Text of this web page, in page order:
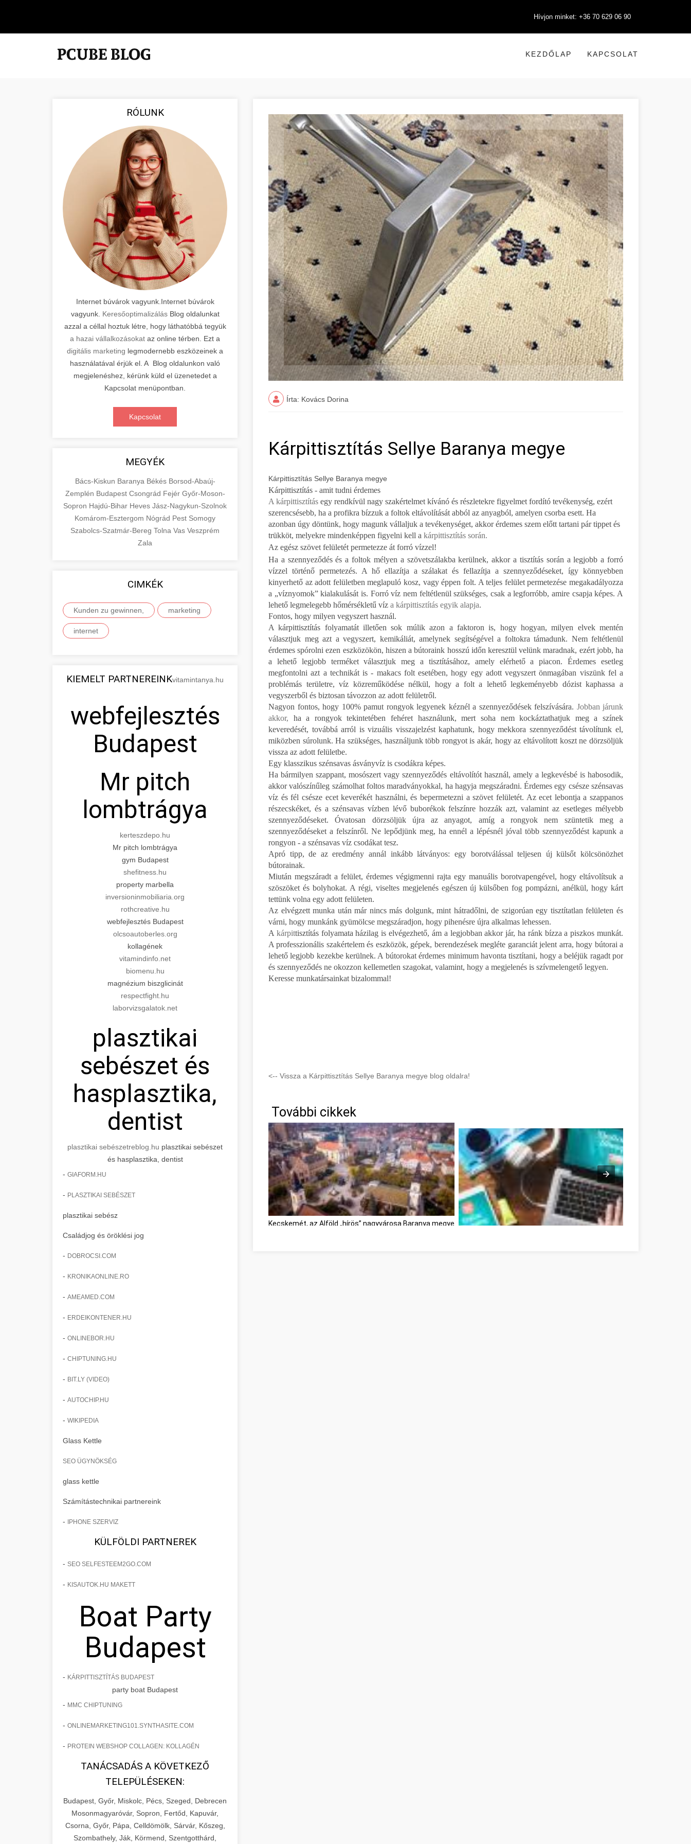
Hívjon minket: +36 70 629 06 90
KEZDŐLAP KAPCSOLAT
RÓLUNK
Internet búvárok vagyunk.Internet búvárok
vagyunk. KeresőoptimalizálásBlog oldalunkat
azzal a céllal hoztuk létre, hogy láthatóbbá tegyük
a hazai vállalkozásokat az online térben. Ezt a
digitális marketing legmodernebb eszközeinek a
használatával érjük el. A Blog oldalunkon való
megjelenéshez, kérünk küld el üzenetedet a
Kapcsolat menüpontban.
Kapcsolat
MEGYÉK
Bács-Kiskun Baranya Békés Borsod-Abaúj-
Zemplén Budapest Csongrád Fejér Győr-Moson-
Sopron Hajdú-Bihar Heves Jász-Nagykun-Szolnok
Komárom-Esztergom Nógrád Pest Somogy
Szabolcs-Szatmár-Bereg Tolna Vas Veszprém
Zala
CIMKÉK
Kunden zu gewinnen, marketing
internet
KIEMELT PARTNEREINKvitamintanya.hu
webfejlesztés
Budapest
Mr pitch
lombtrágya
kerteszdepo.hu
Mr pitch lombtrágya
gym Budapest
shefitness.hu
property marbella
inversioninmobiliaria.org
rothcreative.hu
webfejlesztés Budapest
olcsoautoberles.org
kollagének
vitamindinfo.net
biomenu.hu
magnézium biszglicinát
respectfight.hu
laborvizsgalatok.net
plasztikai
sebészet és
hasplasztika,
dentist
plasztikai sebészetreblog.hu plasztikai sebészet
és hasplasztika, dentist
- GIAFORM.HU
- PLASZTIKAI SEBÉSZET
plasztikai sebész
Családjog és öröklési jog
- DOBROCSI.COM
- KRONIKAONLINE.RO
- AMEAMED.COM
- ERDEIKONTENER.HU
- ONLINEBOR.HU
- CHIPTUNING.HU
- BIT.LY (VIDEO)
- AUTOCHIP.HU
- WIKIPEDIA
Glass Kettle
SEO ÜGYNÖKSÉG
glass kettle
Számítástechnikai partnereink
- IPHONE SZERVIZ
KÜLFÖLDI PARTNEREK
- SEO SELFESTEEM2GO.COM
- KISAUTOK.HU MAKETT
Boat Party
Budapest
- KÁRPITTISZTÍTÁS BUDAPEST
party boat Budapest
- MMC CHIPTUNING
- ONLINEMARKETING101.SYNTHASITE.COM
- PROTEIN WEBSHOP COLLAGEN: KOLLAGÉN
TANÁCSADÁS A KÖVETKEZŐ
TELEPÜLÉSEKEN:
Budapest, Győr, Miskolc, Pécs, Szeged, Debrecen
Mosonmagyaróvár, Sopron, Fertőd, Kapuvár,
Csorna, Győr, Pápa, Celldömölk, Sárvár, Kőszeg,
Szombathely, Ják, Körmend, Szentgotthárd,
Írta: Kovács Dorina
Kárpittisztítás Sellye Baranya megye
Kárpittisztítás Sellye Baranya megye
Kárpittisztítás - amit tudni érdemes
A kárpittisztítás egy rendkívül nagy szakértelmet kívánó és részletekre figyelmet fordító tevékenység, ezért
szerencsésebb, ha a profikra bízzuk a foltok eltávolítását abból az anyagból, amelyen csorba esett. Ha
azonban úgy döntünk, hogy magunk vállaljuk a tevékenységet, akkor érdemes szem előtt tartani pár tippet és
trükköt, melyekre mindenképpen figyelni kell a kárpittisztítás során.
Az egész szövet felületét permetezze át forró vízzel!
Ha a szennyeződés és a foltok mélyen a szövetszálakba kerülnek, akkor a tisztítás során a legjobb a forró
vízzel történő permetezés. A hő ellazítja a szálakat és fellazítja a szennyeződéseket, így könnyebben
kinyerhető az adott felületben meglapuló kosz, vagy éppen folt. A teljes felület permetezése megakadályozza
a „víznyomok” kialakulását is. Forró víz nem feltétlenül szükséges, csak a legforróbb, amire csapja képes. A
lehető legmelegebb hőmérsékletű víz a kárpittisztítás egyik alapja.
Fontos, hogy milyen vegyszert használ.
A kárpittisztítás folyamatát illetően sok múlik azon a faktoron is, hogy hogyan, milyen elvek mentén
választjuk meg azt a vegyszert, kemikáliát, amelynek segítségével a foltokra támadunk. Nem feltétlenül
érdemes spórolni ezen eszközökön, hiszen a bútoraink hosszú időn keresztül velünk maradnak, ezért jobb, ha
a lehető legjobb terméket választjuk meg a tisztításához, amely elérhető a piacon. Érdemes esetleg
megfontolni azt a technikát is - makacs folt esetében, hogy egy adott vegyszert önmagában viszünk fel a
problémás területre, víz közreműködése nélkül, hogy a folt a lehető legkeményebb dózist kaphassa a
vegyszerből és biztosan távozzon az adott felületről.
Nagyon fontos, hogy 100% pamut rongyok legyenek kéznél a szennyeződések felszívására. Jobban járunk
akkor, ha a rongyok tekintetében fehéret használunk, mert soha nem kockáztathatjuk meg a színek
keveredését, továbbá arról is vizuális visszajelzést kaphatunk, hogy mekkora szennyeződést távolítunk el,
miközben súrolunk. Ha szükséges, használjunk több rongyot is akár, hogy az eltávolított koszt ne dörzsöljük
vissza az adott felületbe.
Egy klasszikus szénsavas ásványvíz is csodákra képes.
Ha bármilyen szappant, mosószert vagy szennyeződés eltávolítót használ, amely a legkevésbé is habosodik,
akkor valószínűleg számolhat foltos maradványokkal, ha hagyja megszáradni. Érdemes egy csésze szénsavas
víz és fél csésze ecet keverékét használni, és bepermetezni a szövet felületét. Az ecet lebontja a szappanos
részecskéket, és a szénsavas vízben lévő buborékok felszínre hozzák azt, valamint az esetleges mélyebb
szennyeződéseket. Óvatosan dörzsöljük újra az anyagot, amíg a rongyok nem szüntetik meg a
szennyeződéseket a felszínről. Ne lepődjünk meg, ha ennél a lépésnél jóval több szennyeződést kapunk a
rongyon - a szénsavas víz csodákat tesz.
Apró tipp, de az eredmény annál inkább látványos: egy borotválással teljesen új külsőt kölcsönözhet
bútorainak.
Miután megszáradt a felület, érdemes végigmenni rajta egy manuális borotvapengével, hogy eltávolítsuk a
szöszöket és bolyhokat. A régi, viseltes megjelenés egészen új külsőben fog pompázni, anélkül, hogy kárt
tettünk volna egy adott felületen.
Az elvégzett munka után már nincs más dolgunk, mint hátradőlni, de szigorúan egy tisztítatlan felületen és
várni, hogy munkánk gyümölcse megszáradjon, hogy pihenésre újra alkalmas lehessen.
A kárpittisztítás folyamata házilag is elvégezhető, ám a legjobban akkor jár, ha ránk bízza a piszkos munkát.
A professzionális szakértelem és eszközök, gépek, berendezések megléte garanciát jelent arra, hogy bútorai a
lehető legjobb kezekbe kerülnek. A bútorokat érdemes minimum havonta tisztítani, hogy a beléjük ragadt por
és szennyeződés ne okozzon kellemetlen szagokat, valamint, hogy a megjelenés is szívmelengető legyen.
Keresse munkatársainkat bizalommal!
<-- Vissza a Kárpittisztítás Sellye Baranya megye blog oldalra!
További cikkek
Kecskemét, az Alföld „hírös” nagyvárosa Baranya megye